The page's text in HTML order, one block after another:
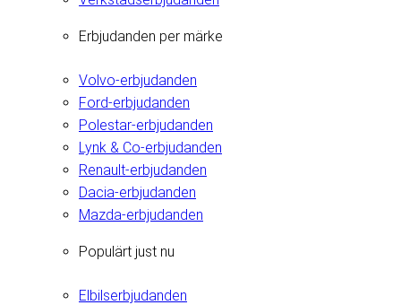
Erbjudanden per märke
Volvo-erbjudanden
Ford-erbjudanden
Polestar-erbjudanden
Lynk & Co-erbjudanden
Renault-erbjudanden
Dacia-erbjudanden
Mazda-erbjudanden
Populärt just nu
Elbilserbjudanden